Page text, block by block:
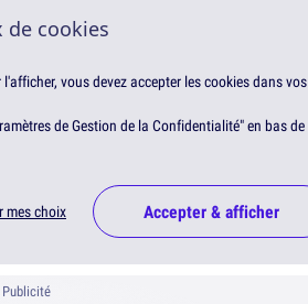
de cookies
vous devez accepter les cookies dans vos
de Gestion de la Confidentialité" en bas de
mes choix Accepter & afficher
Publicité